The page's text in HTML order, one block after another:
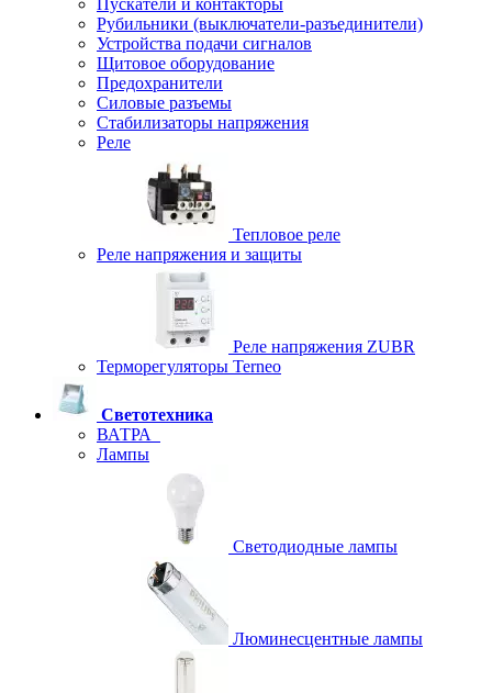
Пускатели и контакторы
Рубильники (выключатели-разъединители)
Устройства подачи сигналов
Щитовое оборудование
Предохранители
Силовые разъемы
Стабилизаторы напряжения
Реле
Тепловое реле
Реле напряжения и защиты
Реле напряжения ZUBR
Терморегуляторы Terneo
Светотехника
ВАТРА
Лампы
Светодиодные лампы
Люминесцентные лампы